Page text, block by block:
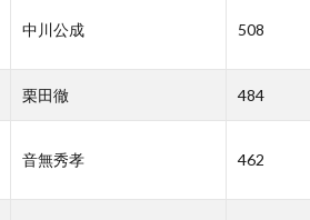
中川公成 508
栗田徹 484
音無秀孝 462